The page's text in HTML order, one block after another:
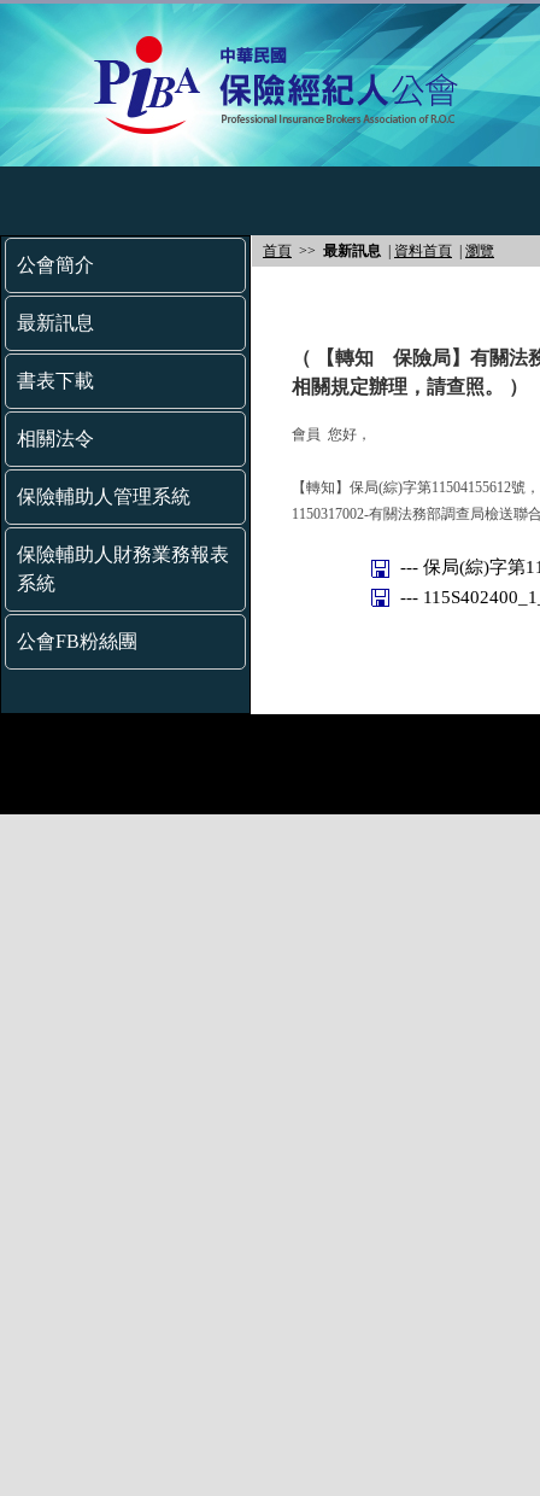
公會簡介
最新訊息
書表下載
相關法令
保險輔助人管理系統
保險輔助人財務業務報表
系統
公會FB粉絲團
首頁 >> 最新訊息 資料首頁 瀏覽
（ 【轉知 保險局】有關法
相關規定辦理，請查照。 ）
會員 您好，
【轉知】保局(綜)字第11504155612號
1150317002-有關法務部調查局檢送
--- 保局(綜)字第
---